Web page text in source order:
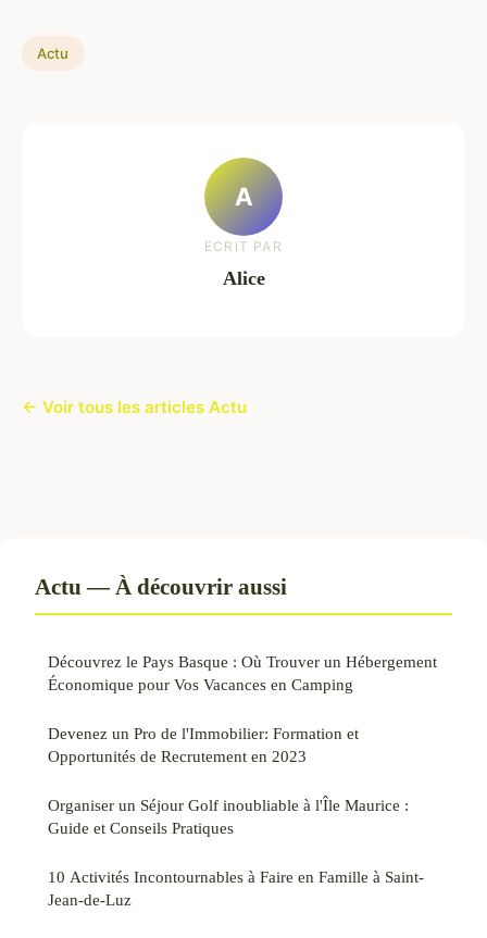
Actu
A
ECRIT PAR
Alice
← Voir tous les articles Actu
Actu — À découvrir aussi
Découvrez le Pays Basque : Où Trouver un Hébergement
Économique pour Vos Vacances en Camping
Devenez un Pro de l'Immobilier: Formation et
Opportunités de Recrutement en 2023
Organiser un Séjour Golf inoubliable à l'Île Maurice :
Guide et Conseils Pratiques
10 Activités Incontournables à Faire en Famille à Saint-
Jean-de-Luz